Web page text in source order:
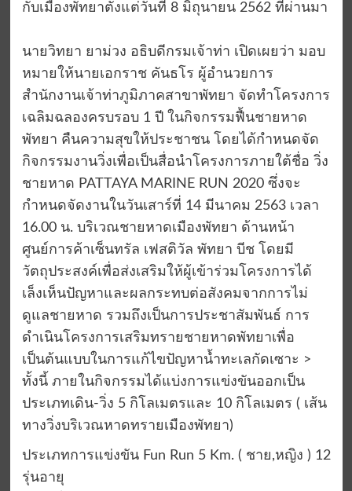
กับเมืองพัทยาตั้งแต่วันที่ 8 มิถุนายน 2562 ที่ผ่านมา
นายวิทยา ยาม่วง อธิบดีกรมเจ้าท่า เปิดเผยว่า มอบ
หมายให้นายเอกราช คันธโร ผู้อำนวยการ
สำนักงานเจ้าท่าภูมิภาคสาขาพัทยา จัดทำโครงการ
เฉลิมฉลองครบรอบ 1 ปี ในกิจกรรมฟื้นชายหาด
พัทยา คืนความสุขให้ประชาชน โดยได้กำหนดจัด
กิจกรรมงานวิ่งเพื่อเป็นสื่อนำโครงการภายใต้ชื่อ วิ่ง
ชายหาด PATTAYA MARINE RUN 2020 ซึ่งจะ
กำหนดจัดงานในวันเสาร์ที่ 14 มีนาคม 2563 เวลา
16.00 น. บริเวณชายหาดเมืองพัทยา ด้านหน้า
ศูนย์การค้าเซ็นทรัล เฟสติวัล พัทยา บีช โดยมี
วัตถุประสงค์เพื่อส่งเสริมให้ผู้เข้าร่วมโครงการได้
เล็งเห็นปัญหาและผลกระทบต่อสังคมจากการไม่
ดูแลชายหาด รวมถึงเป็นการประชาสัมพันธ์ การ
ดำเนินโครงการเสริมทรายชายหาดพัทยาเพื่อ
เป็นต้นแบบในการแก้ไขปัญหาน้ำทะเลกัดเซาะ >
ทั้งนี้ ภายในกิจกรรมได้แบ่งการแข่งขันออกเป็น
ประเภทเดิน-วิ่ง 5 กิโลเมตรและ 10 กิโลเมตร ( เส้น
ทางวิ่งบริเวณหาดทรายเมืองพัทยา)
ประเภทการแข่งขัน Fun Run 5 Km. ( ชาย,หญิง ) 12
รุ่นอายุ